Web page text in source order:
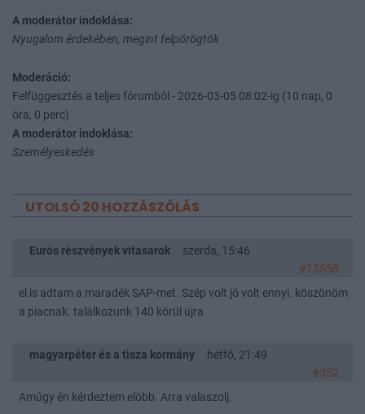
A moderátor indoklása:
Nyugalom érdekében, megint felpörögtök
Moderáció:
Felfüggesztés a teljes fórumból - 2026-03-05 08:02-ig (10 nap, 0
óra, 0 perc)
A moderátor indoklása:
Személyeskedés
UTOLSÓ 20 HOZZÁSZÓLÁS
Eurós részvények vitasarok
szerda, 15:46
#15558
el is adtam a maradék SAP-met. Szép volt jó volt ennyi. köszönöm
a piacnak. találkozunk 140 körül újra
magyarpéter és a tisza kormány
hétfő, 21:49
#352
Amúgy én kérdeztem elöbb. Arra valaszolj.